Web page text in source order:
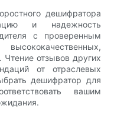
дешифратора
и надежность
с проверенным
отзывов других
от отраслевых
дешифратор для
вашим